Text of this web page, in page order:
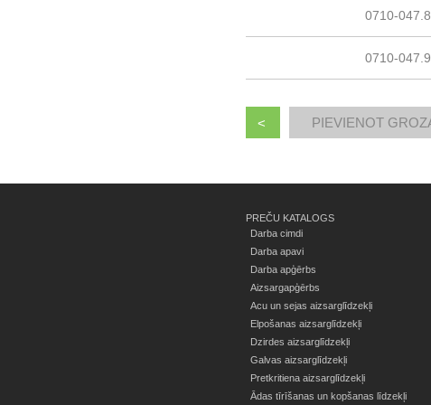
0710-047.8
0710-047.9
<
PREČU KATALOGS
Darba cimdi
Darba apavi
Darba apģērbs
Aizsargapģērbs
Acu un sejas aizsarglīdzekļi
Elpošanas aizsarglīdzekļi
Dzirdes aizsarglīdzekļi
Galvas aizsarglīdzekļi
Pretkritiena aizsarglīdzekļi
Ādas tīrīšanas un kopšanas līdzekļi